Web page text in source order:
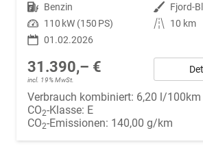
Kraftstoff Benzin Außenfarbe Fjord-
Leistung 110 kW (150 PS) Kilometerstand
10 km
01.02.2026
31.390,– €
incl. 19% MwSt.
Verbrauch kombiniert: 6,20 l/100km
CO2-Klasse: E
CO2-Emissionen: 140,00 g/km